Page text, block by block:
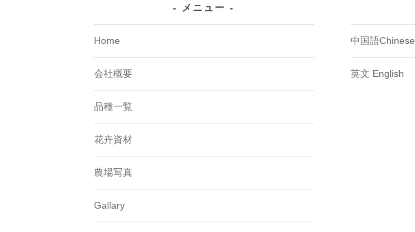
メニュー
Home
会社概要
品種一覧
花卉資材
農場写真
Gallary
中国語Chinese
英文 English